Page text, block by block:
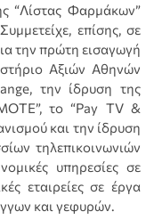
“Λίστας Φαρμάκων”
επίσης, σε
την πρώτη εισαγωγή
Αξιών Αθηνών
την ίδρυση της
το “Pay TV &
και την ίδρυση
τηλεπικοινωνιών
υπηρεσίες σε
εταιρείες σε έργα
και γεφυρών.